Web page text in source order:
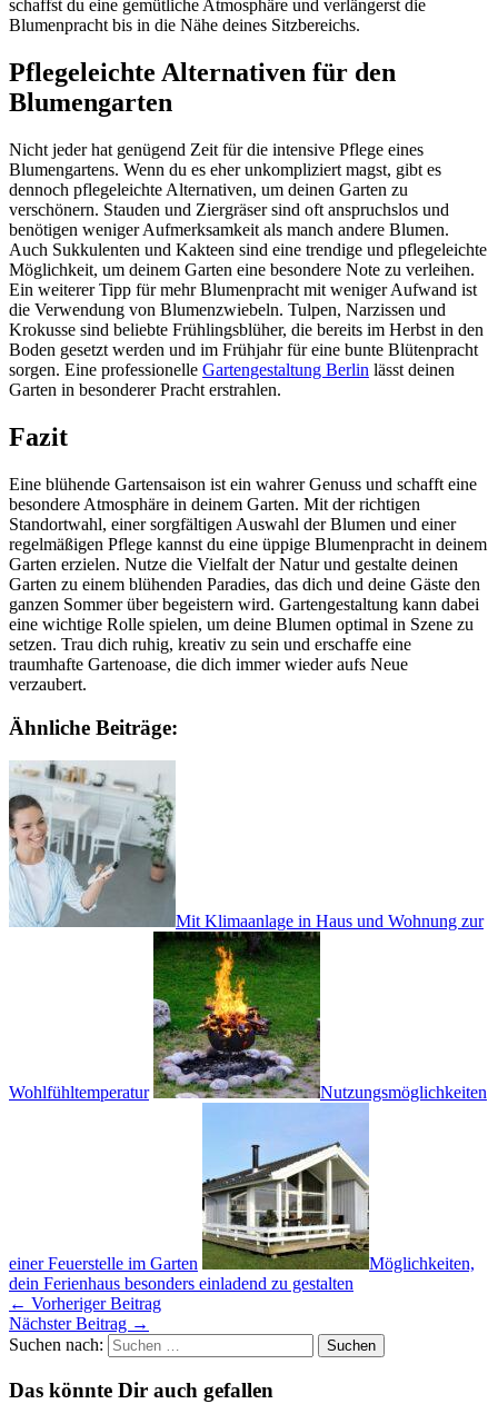
schaffst du eine gemütliche Atmosphäre und verlängerst die
Blumenpracht bis in die Nähe deines Sitzbereichs.
Pflegeleichte Alternativen für den
Blumengarten
Nicht jeder hat genügend Zeit für die intensive Pflege eines
Blumengartens. Wenn du es eher unkompliziert magst, gibt es
dennoch pflegeleichte Alternativen, um deinen Garten zu
verschönern. Stauden und Ziergräser sind oft anspruchslos und
benötigen weniger Aufmerksamkeit als manch andere Blumen.
Auch Sukkulenten und Kakteen sind eine trendige und pflegeleichte
Möglichkeit, um deinem Garten eine besondere Note zu verleihen.
Ein weiterer Tipp für mehr Blumenpracht mit weniger Aufwand ist
die Verwendung von Blumenzwiebeln. Tulpen, Narzissen und
Krokusse sind beliebte Frühlingsblüher, die bereits im Herbst in den
Boden gesetzt werden und im Frühjahr für eine bunte Blütenpracht
sorgen. Eine professionelle Gartengestaltung Berlin lässt deinen
Garten in besonderer Pracht erstrahlen.
Fazit
Eine blühende Gartensaison ist ein wahrer Genuss und schafft eine
besondere Atmosphäre in deinem Garten. Mit der richtigen
Standortwahl, einer sorgfältigen Auswahl der Blumen und einer
regelmäßigen Pflege kannst du eine üppige Blumenpracht in deinem
Garten erzielen. Nutze die Vielfalt der Natur und gestalte deinen
Garten zu einem blühenden Paradies, das dich und deine Gäste den
ganzen Sommer über begeistern wird. Gartengestaltung kann dabei
eine wichtige Rolle spielen, um deine Blumen optimal in Szene zu
setzen. Trau dich ruhig, kreativ zu sein und erschaffe eine
traumhafte Gartenoase, die dich immer wieder aufs Neue
verzaubert.
Ähnliche Beiträge:
Mit Klimaanlage in Haus und Wohnung zur
Wohlfühltemperatur Nutzungsmöglichkeiten
einer Feuerstelle im Garten
Möglichkeiten,
dein Ferienhaus besonders einladend zu gestalten
← Vorheriger Beitrag
Nächster Beitrag →
Suchen nach:
Das könnte Dir auch gefallen